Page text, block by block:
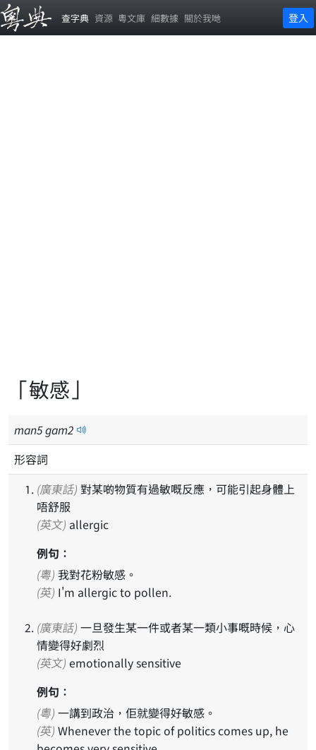
查字典 資源 粵文庫 細數據 關於我哋 登入
「敏感」
man5gam2
形容詞
(廣東話) 對某啲物質有過敏嘅反應，可能引起身體上
唔舒服
(英文) allergic
例句：
(粵) 我對花粉敏感。
(英) I'm allergic to pollen.
(廣東話) 一旦發生某一件或者某一類小事嘅時候，心
情變得好劇烈
(英文) emotionally sensitive
例句：
(粵) 一講到政治，佢就變得好敏感。
(英) Whenever the topic of politics comes up, he